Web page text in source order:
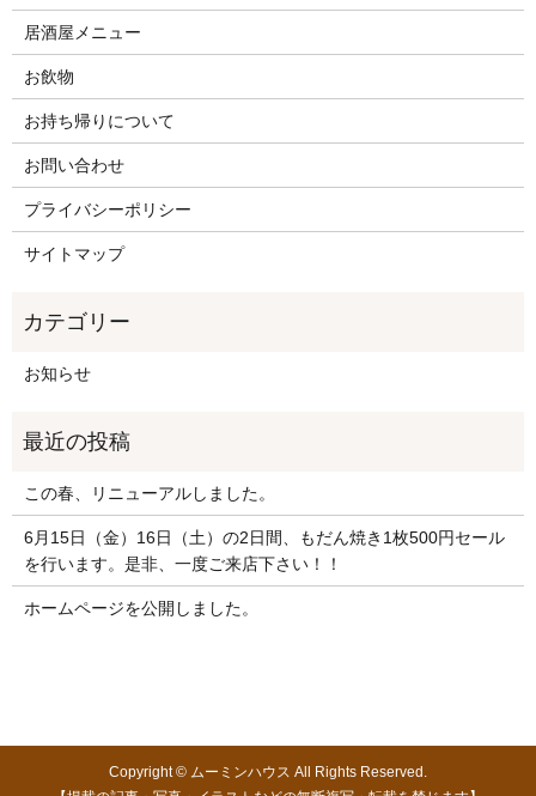
居酒屋メニュー
お飲物
お持ち帰りについて
お問い合わせ
プライバシーポリシー
サイトマップ
お知らせ
この春、リニューアルしました。
6月15日（金）16日（土）の2日間、もだん焼き1枚500円セール
を行います。是非、一度ご来店下さい！！
ホームページを公開しました。
Copyright © ムーミンハウス All Rights Reserved.